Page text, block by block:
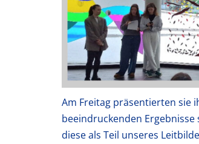
Am Freitag präsentierten sie
beeindruckenden
diese als Teil unseres